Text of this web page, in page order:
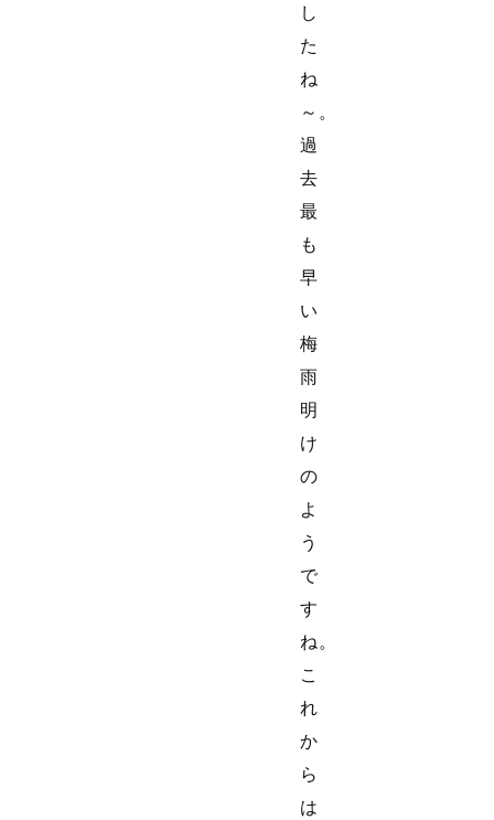
し
た
ね
～。
過
去
最
も
早
い
梅
雨
明
け
の
よ
う
で
す
ね。
こ
れ
か
ら
は